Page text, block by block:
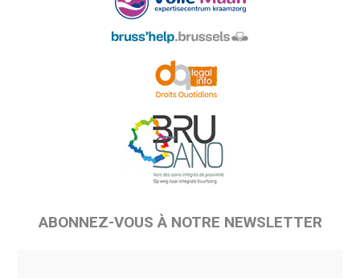
ABONNEZ-VOUS À NOTRE NEWSLETTER